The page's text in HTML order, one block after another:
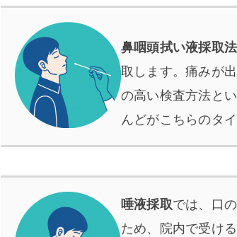
鼻咽頭拭い液採取法
取します。痛みが
の高い検査方法と
んどがこちらのタイ
唾液採取では、口
ため、院内で受け